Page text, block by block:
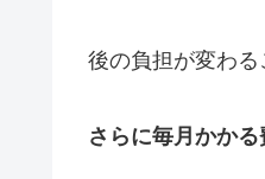
後の負担が変わる
さらに毎月かかる